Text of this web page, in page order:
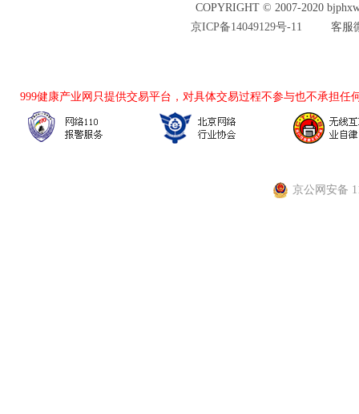
COPYRIGHT © 2007-2020
京ICP备14049129号-11
客服
999健康产业网 只提供交易平台，对具体交易过程不参与也不承担
京公网安备